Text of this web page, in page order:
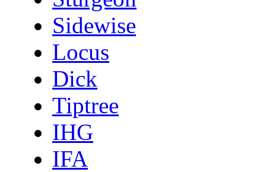
Sidewise
Locus
Dick
Tiptree
IHG
IFA